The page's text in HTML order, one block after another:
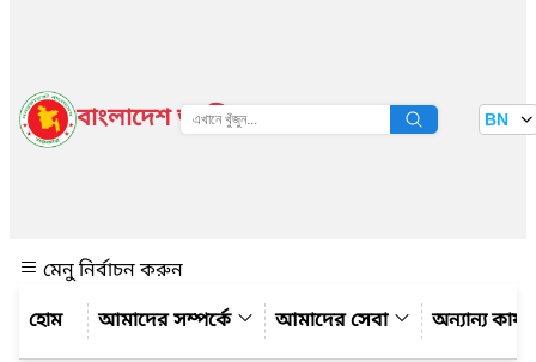
বাংলাদেশ জাতীয় তথ্য বাতায়ন BN
মেনু নির্বাচন করুন
আমাদের সম্পর্কে
আমাদের সেবা অন্যান্য